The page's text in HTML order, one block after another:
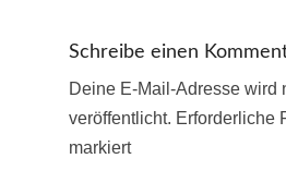
Schreibe einen
Deine E-Mail-Adresse wird
veröffentlicht. Erforderliche
markiert